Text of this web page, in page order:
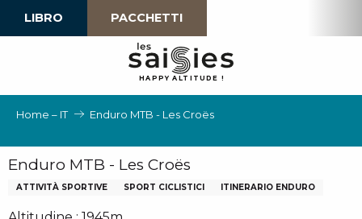
LIBRO PACCHETTI
HAPPY ALTI TU D E !
Home – IT Enduro MTB - Les Croës
Enduro MTB - Les Croës
ATTIVITÀ SPORTIVE SPORT CICLISTICI ITINERARIO ENDURO